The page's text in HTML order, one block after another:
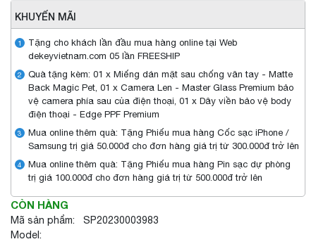
KHUYẾN MÃI
1
Tặng cho khách lần đầu mua hàng online tại Web
dekeyvietnam.com 05 lần FREESHIP
2
Quà tặng kèm: 01 x Miếng dán mặt sau chống vân tay - Matte
Back Magic Pet, 01 x Camera Len - Master Glass Premium bảo
vệ camera phía sau của điện thoại, 01 x Dây viền bảo vệ body
điện thoại - Edge PPF Premium
3
Mua online thêm quà: Tặng Phiếu mua hàng Cốc sạc iPhone /
Samsung trị giá 50.000đ cho đơn hàng giá trị từ 300.000đ trở lên
4
Mua online thêm quà: Tặng Phiếu mua hàng Pin sạc dự phòng
trị giá 100.000đ cho đơn hàng giá trị từ 500.000đ trở lên
CÒN HÀNG
Mã sản phẩm: SP20230003983
Model: